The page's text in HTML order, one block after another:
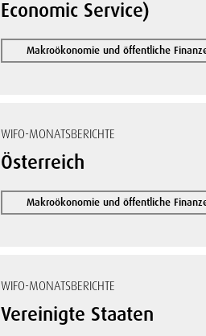
Economic Service)
Makroökonomie und öffentliche
WIFO-MONATSBERICHTE
Österreich
Makroökonomie und öffentliche
WIFO-MONATSBERICHTE
Vereinigte Staaten